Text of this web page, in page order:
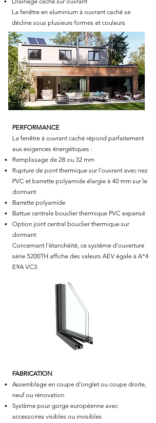
La fenêtre en aluminium à ouvrant caché se
décline sous plusieurs formes et couleurs
PERFORMANCE
La fenêtre à ouvrant caché répond parfaitement
aux exigences énergétiques :
Remplissage de 28 ou 32 mm
Rupture de pont thermique sur l’ouvrant avec nez
PVC et barrette polyamide élargie à 40 mm sur le
dormant
Barrette polyamide
Battue centrale bouclier thermique PVC expansé
Option joint central bouclier thermique sur
dormant
Concernant l’étanchéité, ce système d’ouverture
série 5200TH affiche des valeurs AEV égale à A*4
E9A VC3.
FABRICATION
Assemblage en coupe d’onglet ou coupe droite,
neuf ou rénovation
Système pour gorge européenne avec
accessoires visibles ou invisibles